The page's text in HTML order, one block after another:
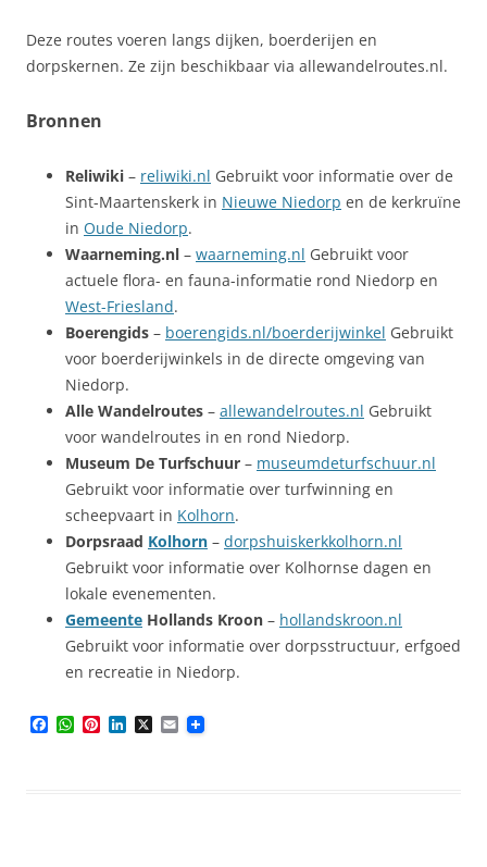
Deze routes voeren langs dijken, boerderijen en
dorpskernen. Ze zijn beschikbaar via allewandelroutes.nl.
Bronnen
Reliwiki – reliwiki.nl Gebruikt voor informatie over de
Sint-Maartenskerk in Nieuwe Niedorp en de kerkruïne
in Oude Niedorp.
Waarneming.nl – waarneming.nl Gebruikt voor
actuele flora- en fauna-informatie rond Niedorp en
West-Friesland.
Boerengids – boerengids.nl/boerderijwinkel Gebruikt
voor boerderijwinkels in de directe omgeving van
Niedorp.
Alle Wandelroutes – allewandelroutes.nl Gebruikt
voor wandelroutes in en rond Niedorp.
Museum De Turfschuur – museumdeturfschuur.nl
Gebruikt voor informatie over turfwinning en
scheepvaart in Kolhorn.
Dorpsraad Kolhorn – dorpshuiskerkkolhorn.nl
Gebruikt voor informatie over Kolhornse dagen en
lokale evenementen.
Gemeente Hollands Kroon – hollandskroon.nl
Gebruikt voor informatie over dorpsstructuur, erfgoed
en recreatie in Niedorp.
W P X E
m